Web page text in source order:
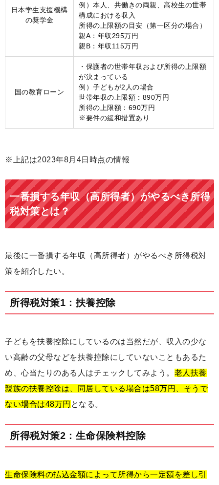
日本学生支援機構
の奨学金
例）本人、共働きの両親、高校生の世帯
構成における収入
所得の上限額の目安（第一区分の場合）
親A：年収295万円
親B：年収115万円
国の教育ローン
・保護者の世帯年収および所得の上限額
が決まっている
例）子どもが2人の場合
世帯年収の上限額：890万円
所得の上限額：690万円
※要件の緩和措置あり
※上記は2023年8月4日時点の情報
一番損する年収（高所得者）がやるべき所得
税対策とは？
最後に一番損する年収（高所得者）がやるべき所得税対
策を紹介したい。
所得税対策1：扶養控除
子どもを扶養控除にしているのは当然だが、収入の少な
い高齢の父母などを扶養控除にしていないこともあるた
め、心当たりのある人はチェックしてみよう。 老人扶養
親族の扶養控除は、同居している場合は58万円、そうで
ない場合は48万円 となる。
所得税対策2：生命保険料控除
生命保険料の払込金額によって所得から一定額を差し引